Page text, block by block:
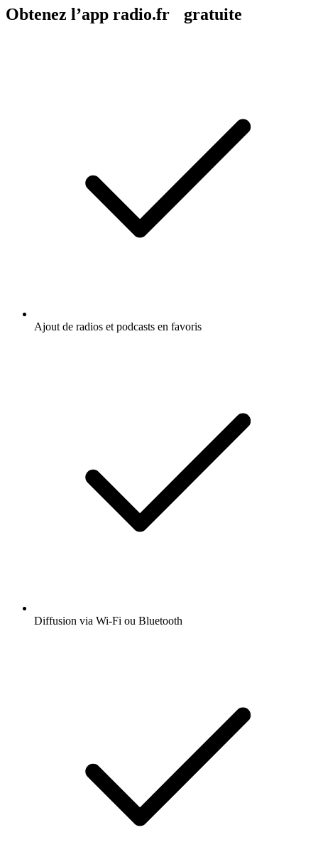
Obtenez l’app radio.fr gratuite
Ajout de radios et podcasts en favoris
Diffusion via Wi-Fi ou Bluetooth